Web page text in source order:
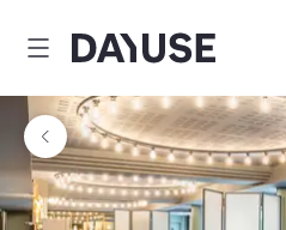
Dayuse